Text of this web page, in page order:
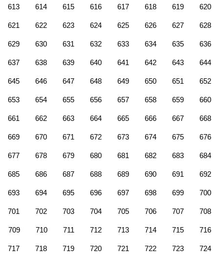
613 614 615 616 617 618 619 620
621 622 623 624 625 626 627 628
629 630 631 632 633 634 635 636
637 638 639 640 641 642 643 644
645 646 647 648 649 650 651 652
653 654 655 656 657 658 659 660
661 662 663 664 665 666 667 668
669 670 671 672 673 674 675 676
677 678 679 680 681 682 683 684
685 686 687 688 689 690 691 692
693 694 695 696 697 698 699 700
701 702 703 704 705 706 707 708
709 710 711 712 713 714 715 716
717 718 719 720 721 722 723 724